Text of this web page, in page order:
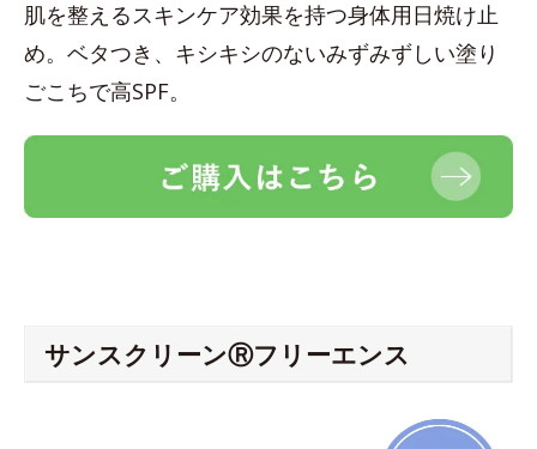
肌を整えるスキンケア効果を持つ身体用日焼け止
め。ベタつき、キシキシのないみずみずしい塗り
ごこちで高SPF。
サンスクリーンⓇフリーエンス